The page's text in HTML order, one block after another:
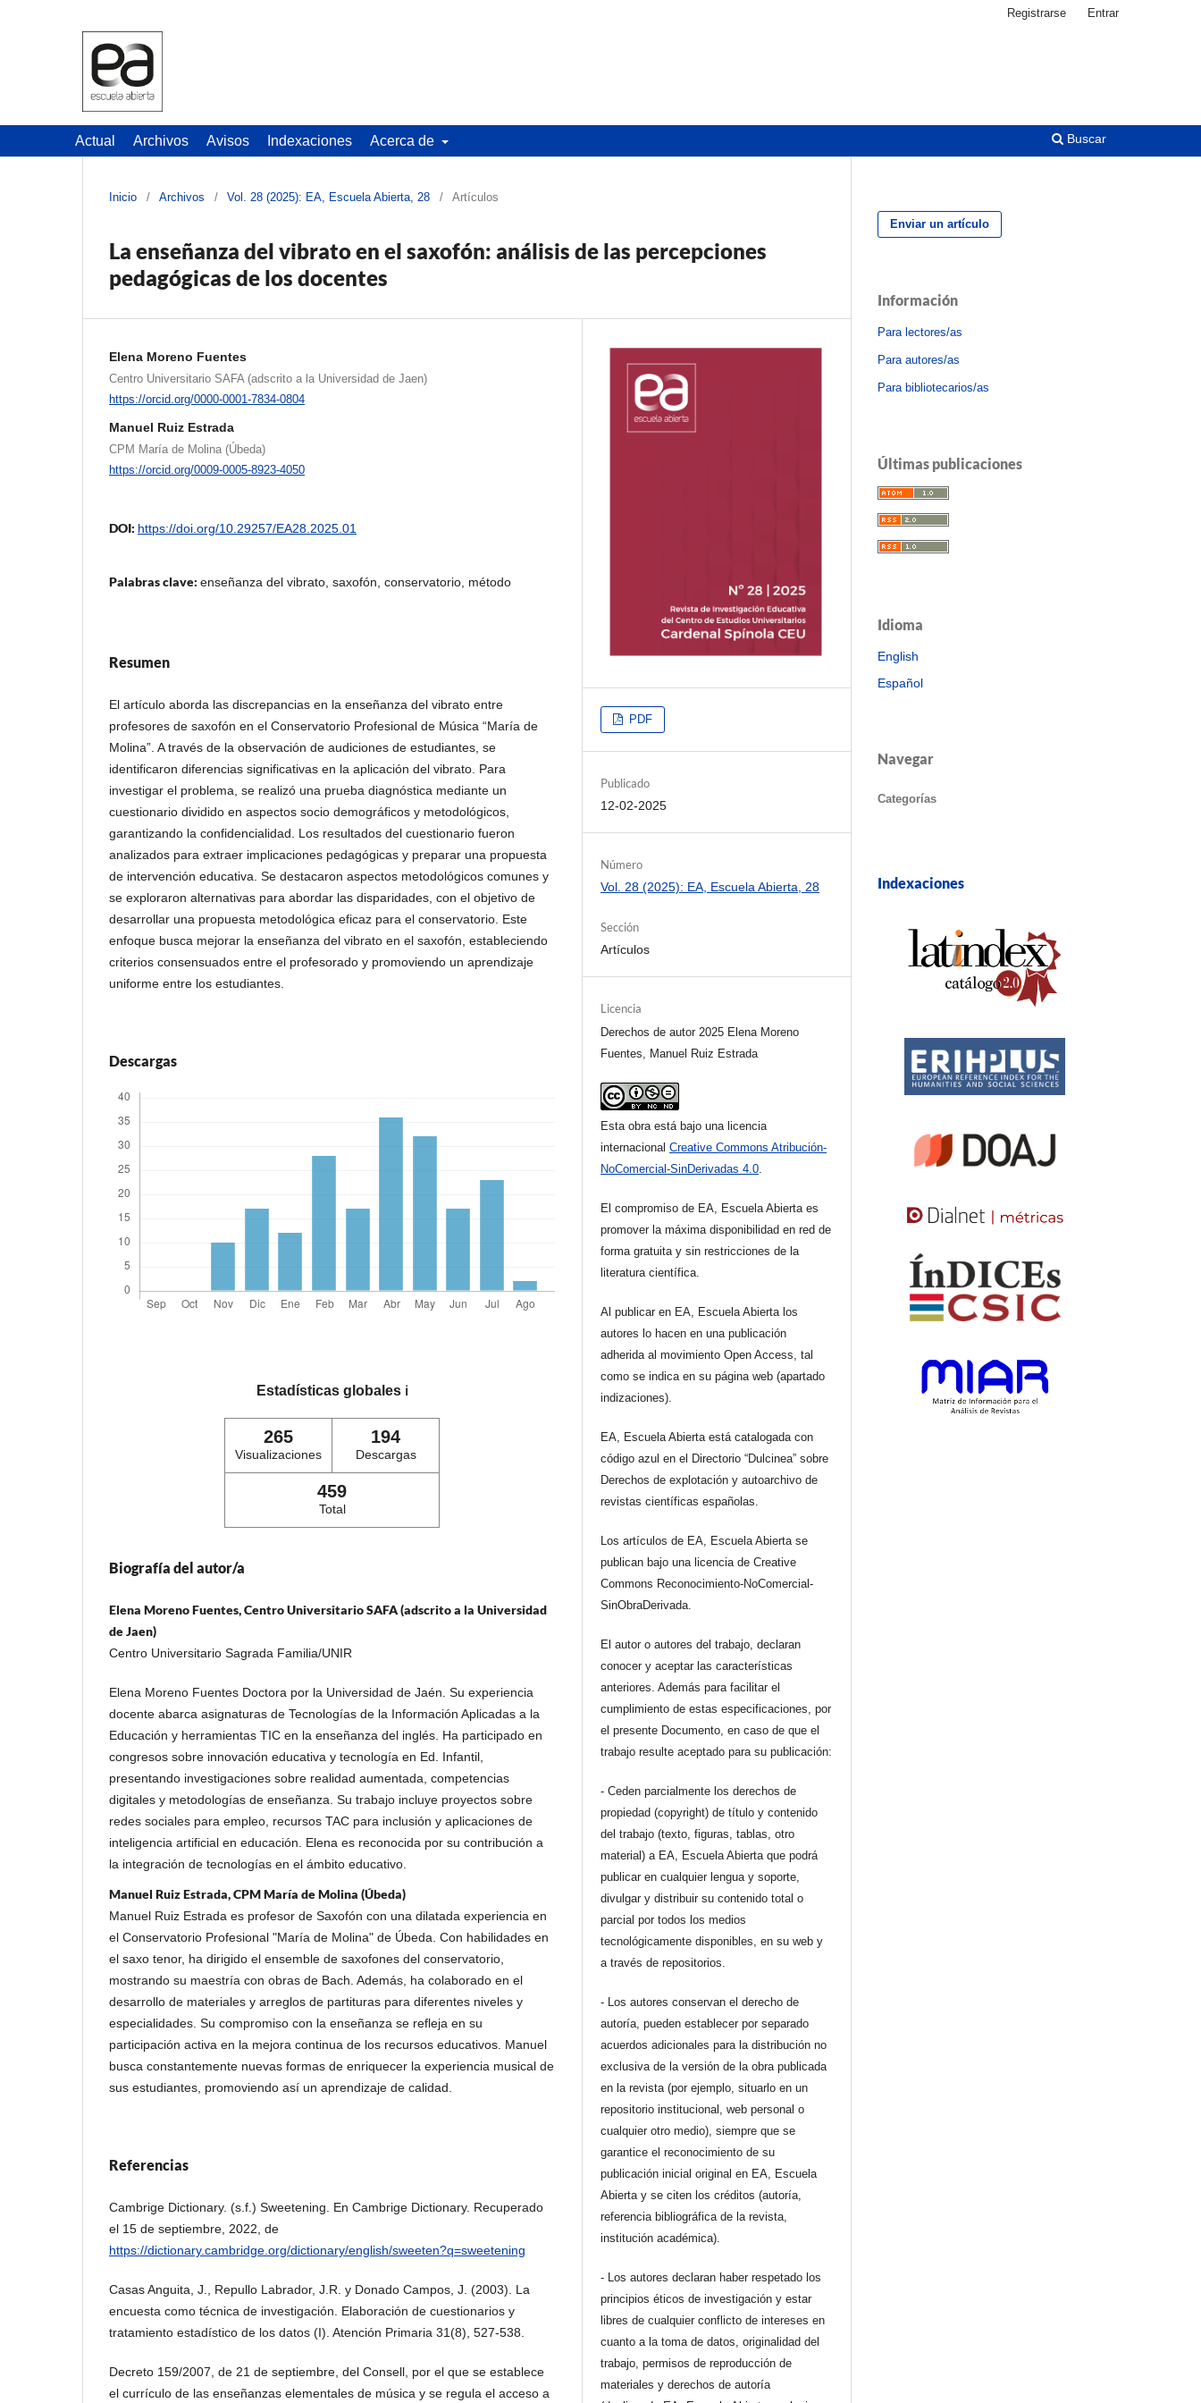
Actual Archivos Avisos Indexaciones Acerca de Buscar
Registrarse Entrar
Inicio / Archivos / Vol. 28 (2025): EA, Escuela Abierta, 28 / Artículos
La enseñanza del vibrato en el saxofón: análisis de las percepciones
pedagógicas de los docentes
Elena Moreno Fuentes
Centro Universitario SAFA (adscrito a la Universidad de Jaen)
https://orcid.org/0000-0001-7834-0804
Manuel Ruiz Estrada
CPM María de Molina (Úbeda)
https://orcid.org/0009-0005-8923-4050
DOI: https://doi.org/10.29257/EA28.2025.01
Palabras clave: enseñanza del vibrato, saxofón, conservatorio, método
Resumen
El artículo aborda las discrepancias en la enseñanza del vibrato entre
profesores de saxofón en el Conservatorio Profesional de Música “María de
Molina”. A través de la observación de audiciones de estudiantes, se
identificaron diferencias significativas en la aplicación del vibrato. Para
investigar el problema, se realizó una prueba diagnóstica mediante un
cuestionario dividido en aspectos socio demográficos y metodológicos,
garantizando la confidencialidad. Los resultados del cuestionario fueron
analizados para extraer implicaciones pedagógicas y preparar una propuesta
de intervención educativa. Se destacaron aspectos metodológicos comunes y
se exploraron alternativas para abordar las disparidades, con el objetivo de
desarrollar una propuesta metodológica eficaz para el conservatorio. Este
enfoque busca mejorar la enseñanza del vibrato en el saxofón, estableciendo
criterios consensuados entre el profesorado y promoviendo un aprendizaje
uniforme entre los estudiantes.
Descargas
Estadísticas globales ℹ️
265
Visualizaciones
194
Descargas
459
Total
Biografía del autor/a
Elena Moreno Fuentes, Centro Universitario SAFA (adscrito a la Universidad
de Jaen)
Centro Universitario Sagrada Familia/UNIR
Elena Moreno Fuentes Doctora por la Universidad de Jaén. Su experiencia
docente abarca asignaturas de Tecnologías de la Información Aplicadas a la
Educación y herramientas TIC en la enseñanza del inglés. Ha participado en
congresos sobre innovación educativa y tecnología en Ed. Infantil,
presentando investigaciones sobre realidad aumentada, competencias
digitales y metodologías de enseñanza. Su trabajo incluye proyectos sobre
redes sociales para empleo, recursos TAC para inclusión y aplicaciones de
inteligencia artificial en educación. Elena es reconocida por su contribución a
la integración de tecnologías en el ámbito educativo.
Manuel Ruiz Estrada, CPM María de Molina (Úbeda)
Manuel Ruiz Estrada es profesor de Saxofón con una dilatada experiencia en
el Conservatorio Profesional "María de Molina" de Úbeda. Con habilidades en
el saxo tenor, ha dirigido el ensemble de saxofones del conservatorio,
mostrando su maestría con obras de Bach. Además, ha colaborado en el
desarrollo de materiales y arreglos de partituras para diferentes niveles y
especialidades. Su compromiso con la enseñanza se refleja en su
participación activa en la mejora continua de los recursos educativos. Manuel
busca constantemente nuevas formas de enriquecer la experiencia musical de
sus estudiantes, promoviendo así un aprendizaje de calidad.
Referencias
Cambrige Dictionary. (s.f.) Sweetening. En Cambrige Dictionary. Recuperado
el 15 de septiembre, 2022, de
https://dictionary.cambridge.org/dictionary/english/sweeten?q=sweetening
Casas Anguita, J., Repullo Labrador, J.R. y Donado Campos, J. (2003). La
encuesta como técnica de investigación. Elaboración de cuestionarios y
tratamiento estadístico de los datos (I). Atención Primaria 31(8), 527-538.
Decreto 159/2007, de 21 de septiembre, del Consell, por el que se establece
el currículo de las enseñanzas elementales de música y se regula el acceso a
PDF
Publicado
12-02-2025
Número
Vol. 28 (2025): EA, Escuela Abierta, 28
Sección
Artículos
Licencia
Derechos de autor 2025 Elena Moreno
Fuentes, Manuel Ruiz Estrada
Esta obra está bajo una licencia
internacionalCreative Commons Atribución-
NoComercial-SinDerivadas 4.0.
El compromiso de EA, Escuela Abierta es
promover la máxima disponibilidad en red de
forma gratuita y sin restricciones de la
literatura científica.
Al publicar en EA, Escuela Abierta los
autores lo hacen en una publicación
adherida al movimiento Open Access, tal
como se indica en su página web (apartado
indizaciones).
EA, Escuela Abierta está catalogada con
código azul en el Directorio “Dulcinea” sobre
Derechos de explotación y autoarchivo de
revistas científicas españolas.
Los artículos de EA, Escuela Abierta se
publican bajo una licencia de Creative
Commons Reconocimiento-NoComercial-
SinObraDerivada.
El autor o autores del trabajo, declaran
conocer y aceptar las características
anteriores. Además para facilitar el
cumplimiento de estas especificaciones, por
el presente Documento, en caso de que el
trabajo resulte aceptado para su publicación:
- Ceden parcialmente los derechos de
propiedad (copyright) de título y contenido
del trabajo (texto, figuras, tablas, otro
material) a EA, Escuela Abierta que podrá
publicar en cualquier lengua y soporte,
divulgar y distribuir su contenido total o
parcial por todos los medios
tecnológicamente disponibles, en su web y
a través de repositorios.
- Los autores conservan el derecho de
autoría, pueden establecer por separado
acuerdos adicionales para la distribución no
exclusiva de la versión de la obra publicada
en la revista (por ejemplo, situarlo en un
repositorio institucional, web personal o
cualquier otro medio), siempre que se
garantice el reconocimiento de su
publicación inicial original en EA, Escuela
Abierta y se citen los créditos (autoría,
referencia bibliográfica de la revista,
institución académica).
- Los autores declaran haber respetado los
principios éticos de investigación y estar
libres de cualquier conflicto de intereses en
cuanto a la toma de datos, originalidad del
trabajo, permisos de reproducción de
materiales y derechos de autoría
Enviar un artículo
Información
Para lectores/as
Para autores/as
Para bibliotecarios/as
Últimas publicaciones
Idioma
English
Español
Navegar
Categorías
Indexaciones